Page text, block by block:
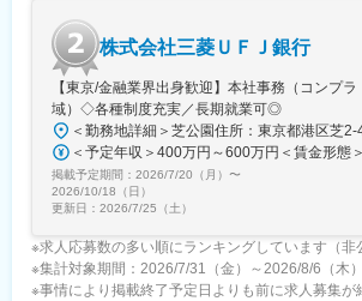
組織として大きな転換期を迎えており、仕
にも携わっていただけるフェーズです。
変更の範囲：会社の定める業務
株式会社三菱ＵＦＪ銀行
【東京/金融業界出身歓迎】本社事務（コンプ
域）◇各種制度充実／長期就業可◎
掲載予定期間： 2026/7/20（月） 〜
2026/10/18（日）
更新日： 2026/7/25（土）
※求人応募数の多い順にランキングしています（非
※集計対象期間：2026/7/31（金）～2026/8/6（木）
※事情により掲載終了予定日よりも前に求人募集が